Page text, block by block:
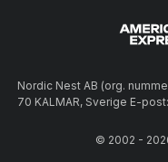
Nordic Nest AB (org.
70 KALMAR, Sverige E-
© 2002 -